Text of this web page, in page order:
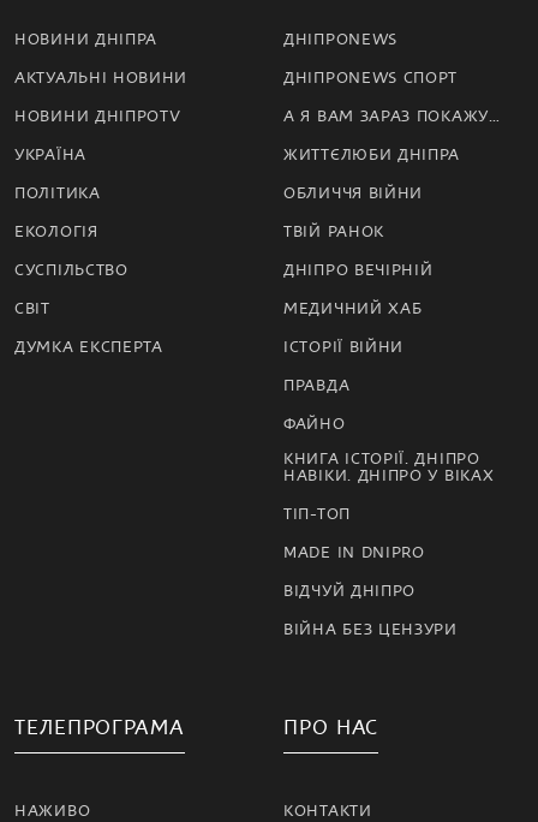
НОВИНИ ДНІПРА
АКТУАЛЬНІ НОВИНИ
НОВИНИ ДНІПРОTV
УКРАЇНА
ПОЛІТИКА
ЕКОЛОГІЯ
СУСПІЛЬСТВО
СВІТ
ДУМКА ЕКСПЕРТА
ДНІПРОNEWS
ДНІПРОNEWS СПОРТ
А Я ВАМ ЗАРАЗ ПОКАЖУ…
ЖИТТЄЛЮБИ ДНІПРА
ОБЛИЧЧЯ ВІЙНИ
ТВІЙ РАНОК
ДНІПРО ВЕЧІРНІЙ
МЕДИЧНИЙ ХАБ
ІСТОРІЇ ВІЙНИ
ПРАВДА
ФАЙНО
КНИГА ІСТОРІЇ. ДНІПРО
НАВІКИ. ДНІПРО У ВІКАХ
ТІП-ТОП
MADE IN DNIPRO
ВІДЧУЙ ДНІПРО
ВІЙНА БЕЗ ЦЕНЗУРИ
ТЕЛЕПРОГРАМА
НАЖИВО
ПРО НАС
КОНТАКТИ